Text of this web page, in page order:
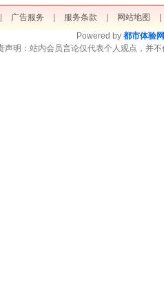
| 广告服务 | 服务条款 | 网站地图
|
Powered by 都市体验网
声明：站内会员言论仅代表个人观点，并